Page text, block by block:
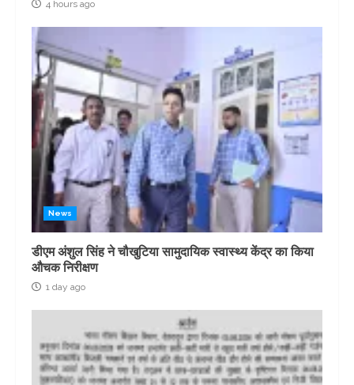
4 hours ago
News
डीएम अंशुल सिंह ने चौखुटिया सामुदायिक स्वास्थ्य केंद्र का किया
औचक निरीक्षण
1 day ago